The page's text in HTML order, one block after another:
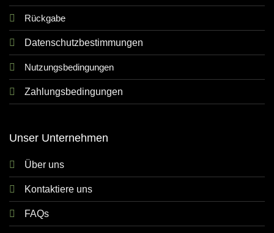
Rückgabe
Datenschutzbestimmungen
Nutzungsbedingungen
Zahlungsbedingungen
Unser Unternehmen
Über uns
Kontaktiere uns
FAQs